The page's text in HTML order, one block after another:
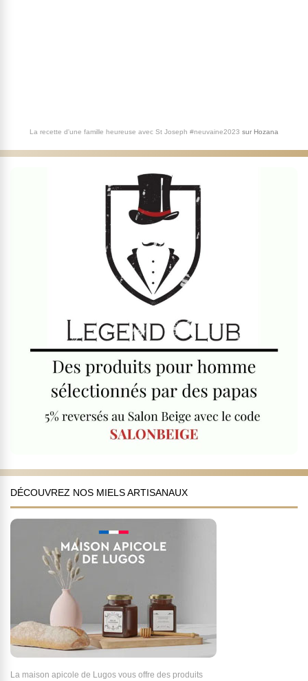
La recette d'une famille heureuse avec St Joseph #neuvaine2023 sur Hozana
DÉCOUVREZ NOS MIELS ARTISANAUX
La maison apicole de Lugos vous offre des produits